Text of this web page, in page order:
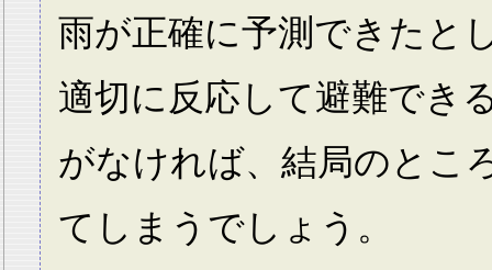
雨が正確に予測できたと
適切に反応して避難でき
がなければ、結局のとこ
てしまうでしょう。